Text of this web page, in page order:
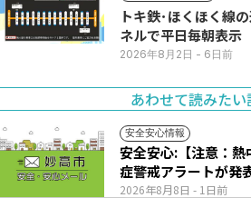
トキ鉄･ほくほく線の運行案内
ネルで平日毎朝表示
2026年8月2日 - 6日前
あわせて読みたい
安全安心情報
2026年8月8日 - 1日前
安全安心:【注意：
症警戒アラートが発